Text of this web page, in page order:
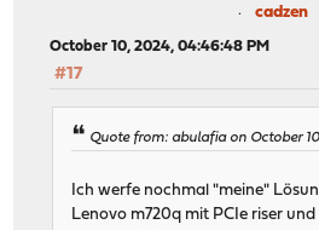
cadzen
October 10, 2024, 04:46:48 PM
#17
Quote from: abulafia on October
Ich werfe nochmal "meine"
Lenovo m720q mit PCIe riser